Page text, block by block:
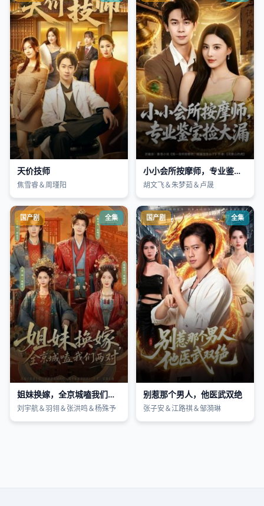
天价技师
焦雪睿＆周瑾阳
小小会所按摩师，专业鉴宝捡大漏
胡文飞＆朱梦茹＆卢晟
国产剧 全集
姐妹换嫁，全京城嗑我们两对
刘宇航＆羽翎＆张洪鸣＆杨殊予
国产剧 全集
别惹那个男人，他医武双绝
张子安＆江路祺＆邹漪琳